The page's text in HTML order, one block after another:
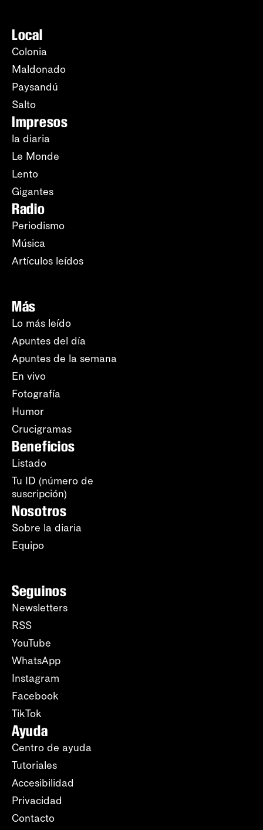
Local
Colonia
Maldonado
Paysandú
Salto
Impresos
la diaria
Le Monde
Lento
Gigantes
Radio
Periodismo
Música
Artículos leídos
Más
Lo más leído
Apuntes del día
Apuntes de la semana
En vivo
Fotografía
Humor
Crucigramas
Beneficios
Listado
Tu ID (número de
suscripción)
Nosotros
Sobre la diaria
Equipo
Seguinos
Newsletters
RSS
YouTube
WhatsApp
Instagram
Facebook
TikTok
Ayuda
Centro de ayuda
Tutoriales
Accesibilidad
Privacidad
Contacto